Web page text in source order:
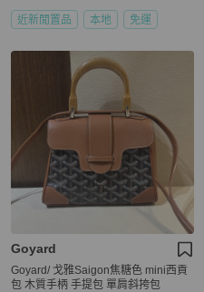
近新閒置品 本地 免運
Goyard
Goyard/ 戈雅Saigon焦糖色 mini西貢
包 木質手柄 手提包 單肩斜挎包